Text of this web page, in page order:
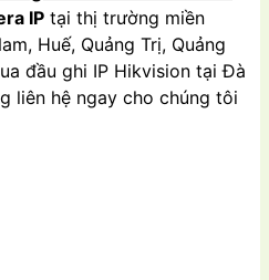
IP tại thị trường miền
Huế, Quảng Trị, Quảng
đầu ghi IP Hikvision tại Đà
liên hệ ngay cho chúng tôi